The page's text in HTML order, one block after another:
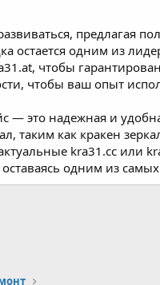
предлагая
остается одним из
чтобы
чтобы ваш опыт
— это надежная и
таким как кракен
kra31.cc или
одним из
почта